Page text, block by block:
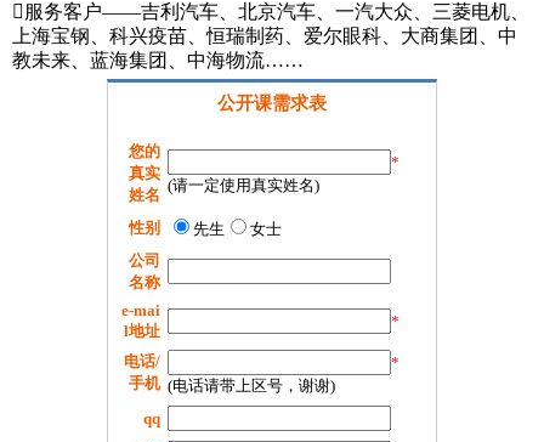
服务客户——吉利汽车、北京汽车、一汽大众、三菱电机、
上海宝钢、科兴疫苗、恒瑞制药、爱尔眼科、大商集团、中
教未来、蓝海集团、中海物流……
公开课需求表
您的
真实
姓名
*
(请一定使用真实姓名)
性别 先生
女士
公司
名称
e-mai
l地址
*
电话/
手机
*
(电话请带上区号，谢谢)
qq